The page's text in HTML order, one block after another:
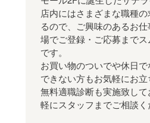
店内にはさまざまな職種
るので、ご興味のあるお
場でご登録・ご応募まで
です。
お買い物のついでや休日
できない方もお気軽にお立
無料適職診断も実施致し
軽にスタッフまでご相談く